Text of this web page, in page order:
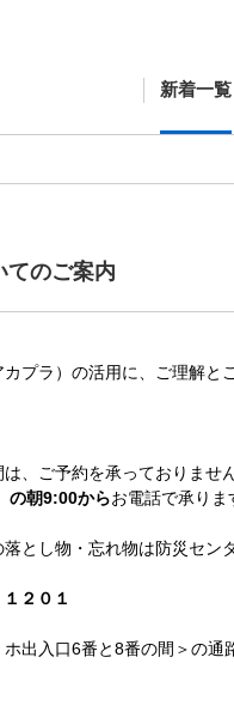
新着一覧
てのご案内
プラ）の活用に、ご理解と
、ご予約を承っておりません
の朝9:00からお電話で承りま
とし物・忘れ物は防災セン
２０１
出入口6番と8番の間＞の通